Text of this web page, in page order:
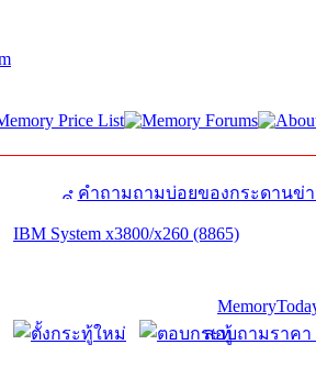
คำถามถามบ่อยของกระดานข่
IBM System x3800/x260 (8865)
สอบถามราคา